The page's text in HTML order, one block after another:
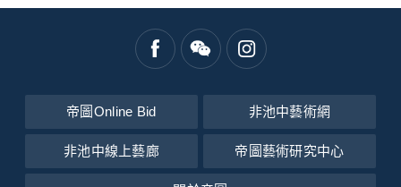
帝圖Online Bid 非池中藝術網
非池中線上藝廊 帝圖藝術研究中心